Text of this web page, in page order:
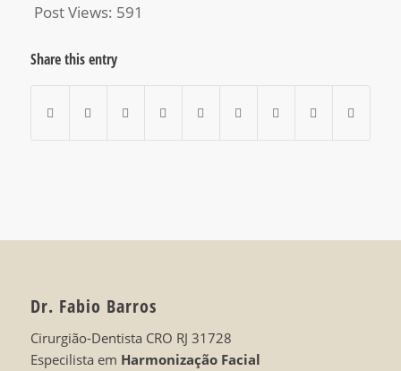
Post Views: 591
Share this entry
Dr. Fabio Barros
Cirurgião-Dentista CRO RJ 31728
Especilista em Harmonização Facial